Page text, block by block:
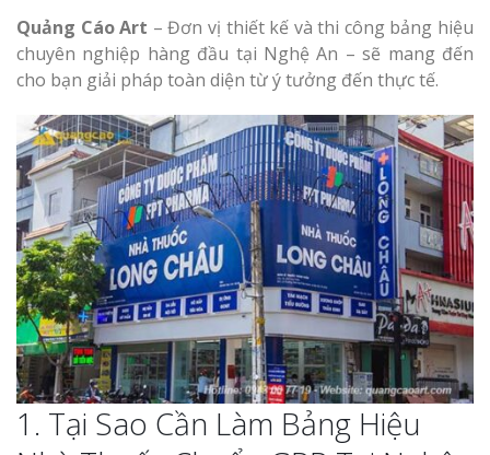
Quảng Cáo Art – Đơn vị thiết kế và thi công bảng hiệu
chuyên nghiệp hàng đầu tại Nghệ An – sẽ mang đến
cho bạn giải pháp toàn diện từ ý tưởng đến thực tế.
1. Tại Sao Cần Làm Bảng Hiệu
Làm bảng hiệu gỗ tại
Nghệ An
Làm biển
tóc Thuận An
Thi công
cáo Vinh
Làm biển
Nghệ An giá